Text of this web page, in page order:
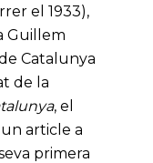
el 1933),
Guillem
Catalunya
de la
, el
article a
primera